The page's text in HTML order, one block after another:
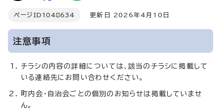
ページID 1048634 更新日 2026年4月10日
注意事項
チラシの内容の詳細については、該当のチラシに掲載して
いる連絡先にお問い合わせください。
町内会・自治会ごとの個別のお知らせは掲載していませ
ん。